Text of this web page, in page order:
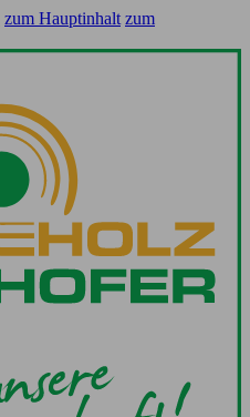
zum Hauptinhalt zum